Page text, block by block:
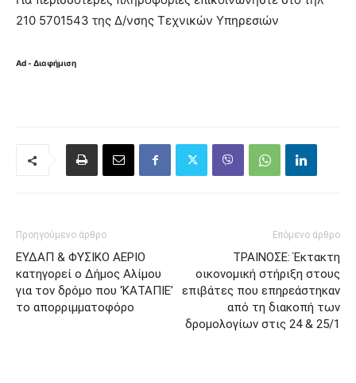
210 5701543 της Δ/νσης Τεχνικών Υπηρεσιών
Ad - Διαφήμιση
Προηγούμενο άρθρο
ΕΥΔΑΠ & ΦΥΣΙΚΟ ΑΕΡΙΟ
κατηγορεί ο Δήμος Αλίμου
για τον δρόμο που ‘ΚΑΤΑΠΙΕ’
το απορριμματοφόρο
Επόμενο άρθρο
ΤΡΑΙΝΟΣΕ: Έκτακτη
οικονομική στήριξη στους
επιβάτες που επηρεάστηκαν
από τη διακοπή των
δρομολογίων στις 24 & 25/1